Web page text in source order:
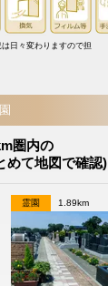
日々変わりますので担
圏内の
て地図で確認)
霊園 1.89km